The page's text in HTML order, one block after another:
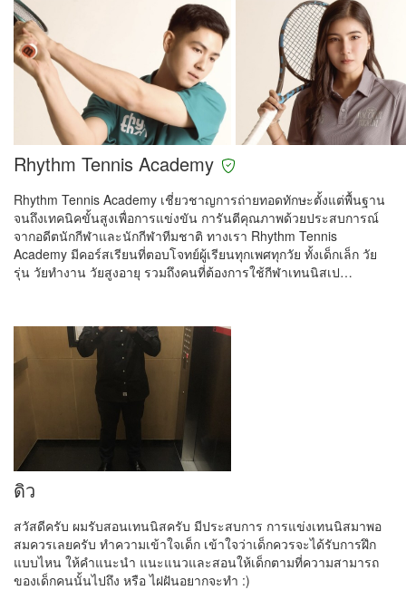
Rhythm Tennis Academy
Rhythm Tennis Academy เชี่ยวชาญการถ่ายทอดทักษะตั้งแต่พื้นฐาน
จนถึงเทคนิคขั้นสูงเพื่อการแข่งขัน การันตีคุณภาพด้วยประสบการณ์
จากอดีตนักกีฬาและนักกีฬาทีมชาติ ทางเรา Rhythm Tennis
Academy มีคอร์สเรียนที่ตอบโจทย์ผู้เรียนทุกเพศทุกวัย ทั้งเด็กเล็ก วัย
รุ่น วัยทำงาน วัยสูงอายุ รวมถึงคนที่ต้องการใช้กีฬาเทนนิสเป…
ดิว
สวัสดีครับ ผมรับสอนเทนนิสครับ มีประสบการ การแข่งเทนนิสมาพอ
สมควรเลยครับ ทำความเข้าใจเด็ก เข้าใจว่าเด็กควรจะได้รับการฝึก
แบบไหน ให้คำแนะนำ แนะแนวและสอนให้เด็กตามที่ความสามารถ
ของเด็กคนนั้นไปถึง หรือ ไฝฝันอยากจะทำ :)